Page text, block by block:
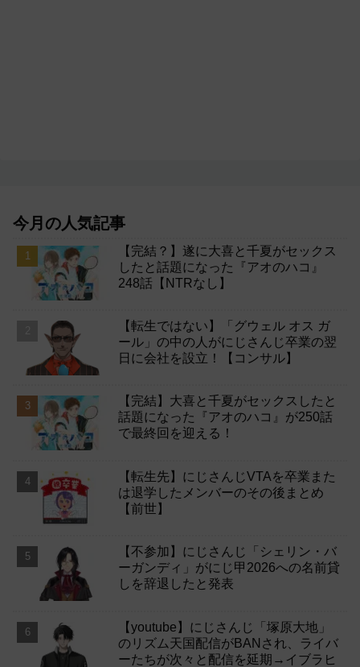
今月の人気記事
【完結？】遂に大喜と千夏がセックス
したと話題になった『アオのハコ』
248話【NTRなし】
【転生ではない】「グウェル オス ガ
ール」の中の人がにじさんじ卒業の翌
日に会社を設立！【コンサル】
【完結】大喜と千夏がセックスしたと
話題になった『アオのハコ』が250話
で最終回を迎える！
【転生先】にじさんじVTAを卒業また
は退学したメンバーのその後まとめ
【前世】
【不参加】にじさんじ「シェリン・バ
ーガンディ」がにじ甲2026への名前貸
しを辞退したと発表
【youtube】にじさんじ「塚原大地」
のリズム天国配信がBANされ、ライバ
ーたちが次々と配信を延期→イブラヒ